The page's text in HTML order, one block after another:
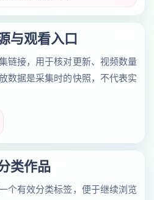
与观看入口
链接，用于核对更新、视频数量
数据是采集时的快照，不代表实
类作品
个有效分类标签，便于继续浏览